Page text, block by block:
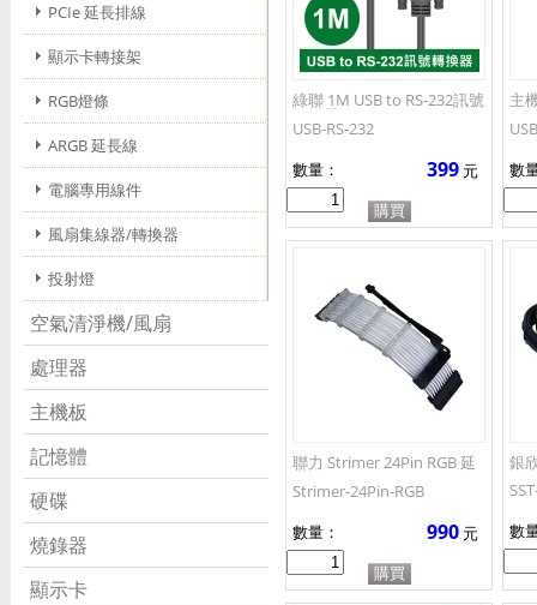
PCIe 延長排線
顯示卡轉接架
RGB燈條
ARGB 延長線
電腦專用線件
風扇集線器/轉換器
投射燈
空氣清淨機/風扇
處理器
主機板
記憶體
硬碟
燒錄器
顯示卡
綠聯 1M USB to RS-232訊號
轉換器
USB-RS-232
數量：
399 元
主
分
數
聯力 Strimer 24Pin RGB 延
長線
Strimer-24Pin-RGB
數量：
990 元
銀
數